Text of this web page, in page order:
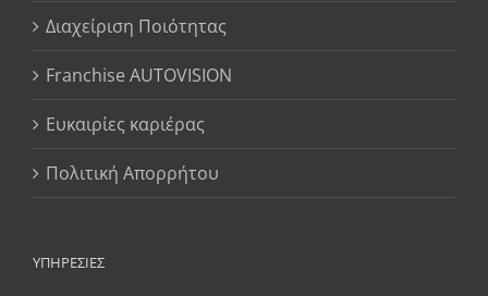
Διαχείριση Ποιότητας
Franchise AUTOVISION
Ευκαιρίες καριέρας
Πολιτική Απορρήτου
ΥΠΗΡΕΣΊΕΣ